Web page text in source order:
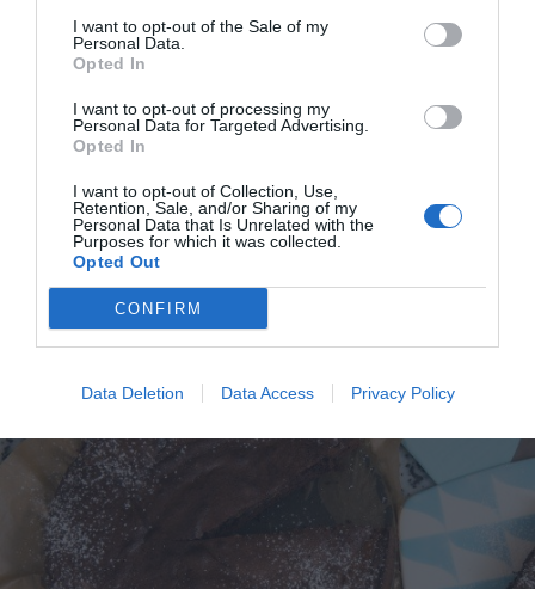
I want to opt-out of the Sale of my
Personal Data.
Opted In
I want to opt-out of processing my
Personal Data for Targeted Advertising.
Opted In
I want to opt-out of Collection, Use,
Retention, Sale, and/or Sharing of my
Personal Data that Is Unrelated with the
Purposes for which it was collected.
Opted Out
CONFIRM
Data Deletion Data Access Privacy Policy
Måltidsvetenskap från
restauranghögskolan i Grythyttan. På denna sida
smaker - noviser som hemmakockar. Alla recept
har jag provlagat, skrivit och fotat så att du ska
kunna laga dem med bästa resultat hemma. Läs mer
om mig.
Tillbehör och liknande:
RECEPT